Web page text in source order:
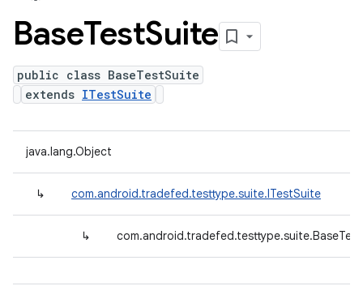
BaseTestSuite
public class BaseTestSuite
extends ITestSuite
java.lang.Object
↳ com.android.tradefed.testtype.suite.ITestSuite
↳